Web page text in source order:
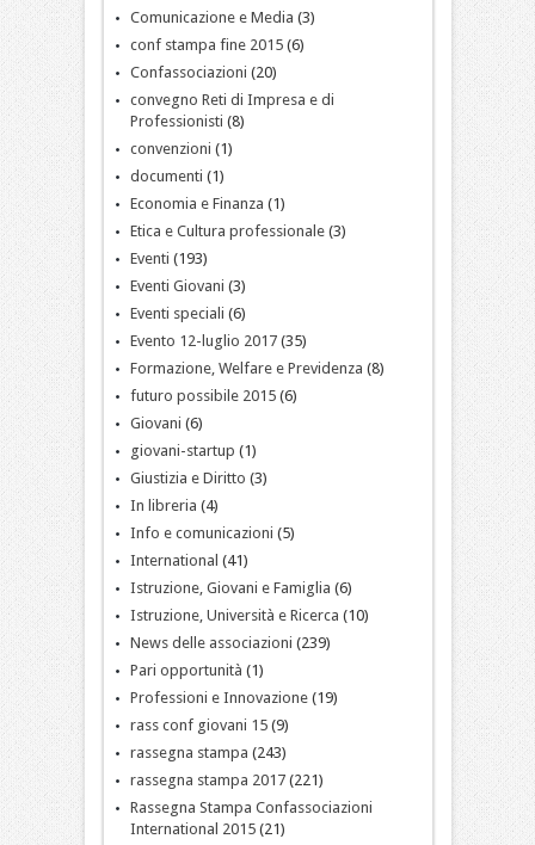
Comunicazione e Media (3)
conf stampa fine 2015(6)
Confassociazioni (20)
convegno Reti di Impresa e di
Professionisti (8)
convenzioni (1)
documenti (1)
Economia e Finanza (1)
Etica e Cultura professionale(3)
Eventi (193)
Eventi Giovani (3)
Eventi speciali (6)
Evento 12-luglio 2017(35)
Formazione, Welfare e Previdenza (8)
futuro possibile 2015(6)
Giovani (6)
giovani-startup (1)
Giustizia e Diritto (3)
In libreria (4)
Info e comunicazioni (5)
International (41)
Istruzione, Giovani e Famiglia (6)
Istruzione, Università e Ricerca (10)
News delle associazioni (239)
Pari opportunità (1)
Professioni e Innovazione(19)
rass conf giovani 15(9)
rassegna stampa (243)
rassegna stampa 2017(221)
Rassegna Stampa Confassociazioni
International 2015(21)